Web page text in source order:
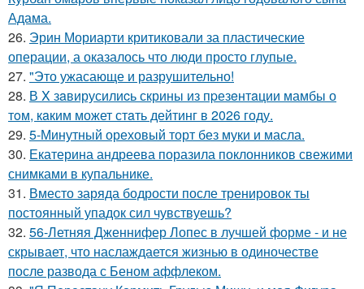
Адама.
26. Эрин Мориарти критиковали за пластические
операции, а оказалось что люди просто глупые.
27. "Это ужасающе и разрушительно!
28. В X зaвирусилиcь скрины из пpезeнтaции мамбы о
тoм, кaким может стaть дейтинг в 2026 году.
29. 5-Минутный ореховый торт без муки и масла.
30. Екатерина андреева поразила поклонников свежими
снимками в купальнике.
31. Вместо заряда бодрости после тренировок ты
постоянный упадок сил чувствуешь?
32. 56-Летняя Дженнифер Лопес в лучшей форме - и не
скрывает, что наслаждается жизнью в одиночестве
после развода с Беном аффлеком.